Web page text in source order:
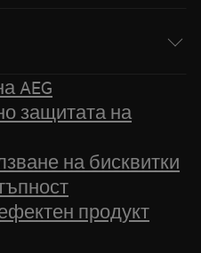
AEG
защитата на
на бисквитки
продукт